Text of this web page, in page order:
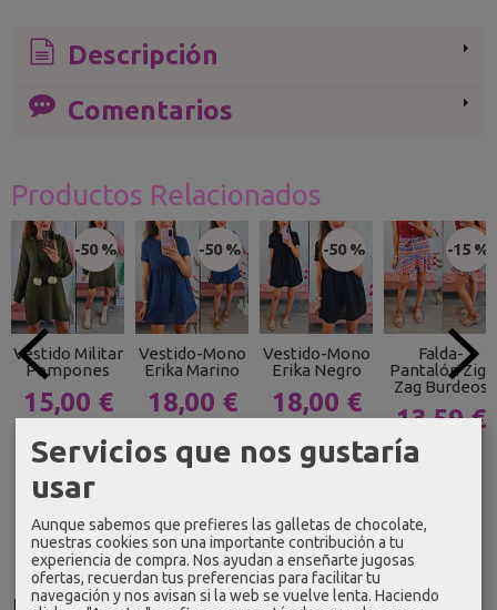
Descripción
Comentarios
Productos Relacionados
-50 %
Vestido Militar
Pompones
15,00 €
-50 %
Vestido-Mono
Erika Marino
18,00 €
-50 %
Vestido-Mono
Erika Negro
18,00 €
-15 %
Falda-
Pantalón Zig-
Zag Burdeos
13,59 €
15,99 €
Servicios que nos gustaría
usar
Aunque sabemos que prefieres las galletas de chocolate,
nuestras cookies son una importante contribución a tu
experiencia de compra. Nos ayudan a enseñarte jugosas
ofertas, recuerdan tus preferencias para facilitar tu
navegación y nos avisan si la web se vuelve lenta. Haciendo